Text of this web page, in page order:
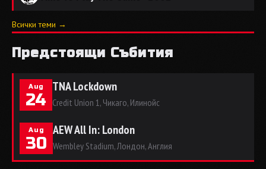
Всички теми →
Предстоящи Събития
Aug
24
TNA Lockdown
Credit Union 1, Чикаго, Илинойс
Aug
30
AEW All In: London
Wembley Stadium, Лондон, Англия